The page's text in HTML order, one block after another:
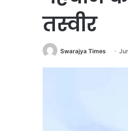
तस्वीर
Swarajya Times